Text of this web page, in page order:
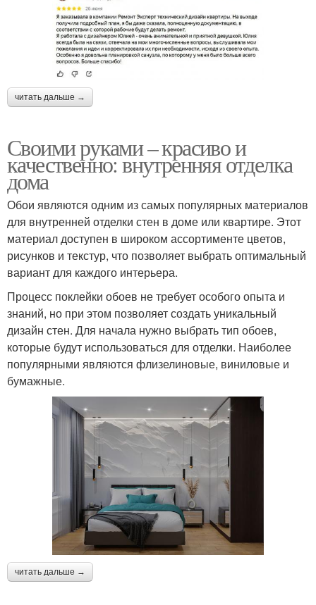
читать дальше →
Своими руками – красиво и
качественно: внутренняя отделка
дома
Обои являются одним из самых популярных материалов
для внутренней отделки стен в доме или квартире. Этот
материал доступен в широком ассортименте цветов,
рисунков и текстур, что позволяет выбрать оптимальный
вариант для каждого интерьера.
Процесс поклейки обоев не требует особого опыта и
знаний, но при этом позволяет создать уникальный
дизайн стен. Для начала нужно выбрать тип обоев,
которые будут использоваться для отделки. Наиболее
популярными являются флизелиновые, виниловые и
бумажные.
читать дальше →